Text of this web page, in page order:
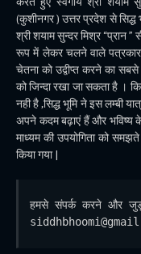
(कुशीनगर ) उत्तर प्रदेश से सिद्ध
श्री शयाम सुन्दर मिश्र “प्रान ”
रूप में लेकर चलने वाले पत्रकार
चेतना को उद्वीप्त करने का सबसे
को जिन्दा रखा जा सकता है ।
नही है ,सिद्ध भूमि ने इस लम्बी
अपने कदम बढ़ाएं हैं और भविष्य
माध्यम की उपयोगिता को
किया गया |
हमसे संपर्क करने और